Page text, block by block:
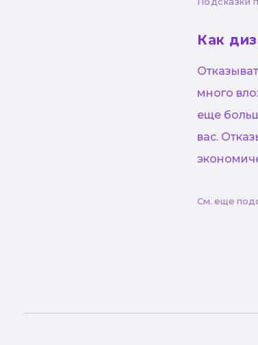
Как
много
еще
вас.
См. еще